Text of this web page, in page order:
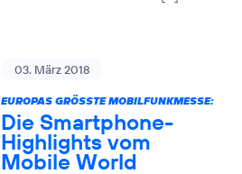
03. März 2018
EUROPAS GRÖSSTE MOBILFUNKMESSE:
Die Smartphone-
Highlights vom
Mobile World